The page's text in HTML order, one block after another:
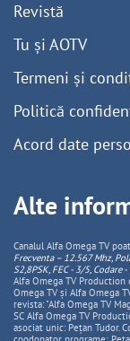
Revistă
Tu și AOTV
Termeni și
Politică
Acord date
Alte
Canalul Alfa Omega TV
Frecventa – 12.567 Mhz,
S2,8PSK, FEC - 3/5, Codare -
Alfa Omega TV
Omega TV și Alfa Omega
revista: "Alfa Omega TV
SC Alfa Omega TV
asociat unic: Pețan Tudor.